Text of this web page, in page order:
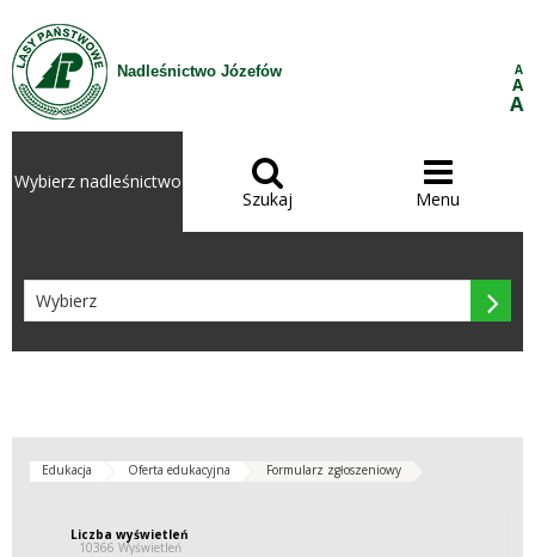
Przejdź do treści
Nadleśnictwo Józefów A
A
A
Wybierz nadleśnictwo 
Szukaj

Menu

Edukacja Oferta edukacyjna Formularz zgłoszeniowy
Liczba wyświetleń
10366 Wyświetleń